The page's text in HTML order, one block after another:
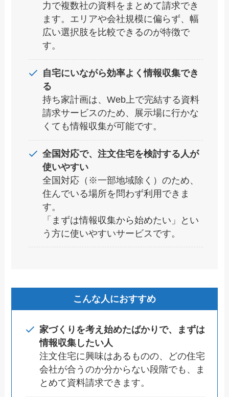
力で複数社の資料をまとめて請求でき
ます。エリアや会社規模に偏らず、幅
広い選択肢を比較できるのが特徴で
す。
自宅にいながら効率よく情報収集でき
る
持ち家計画は、Web上で完結する資料
請求サービスのため、展示場に行かな
くても情報収集が可能です。
全国対応で、注文住宅を検討する人が
使いやすい
全国対応（※一部地域除く）のため、
住んでいる場所を問わず利用できま
す。
「まずは情報収集から始めたい」とい
う方に使いやすいサービスです。
こんな人におすすめ
家づくりを考え始めたばかりで、まずは
情報収集したい人
注文住宅に興味はあるものの、どの住宅
会社が合うのか分からない段階でも、ま
とめて資料請求できます。